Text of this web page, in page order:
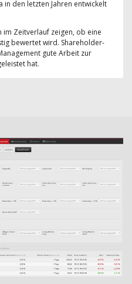
in den letzten Jahren entwickelt
Zeitverlauf zeigen, ob eine
bewertet wird. Shareholder-
gute Arbeit zur
hat.